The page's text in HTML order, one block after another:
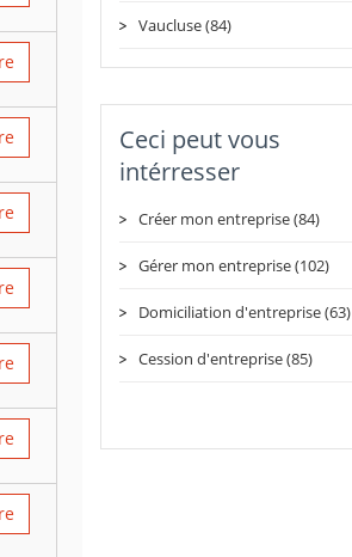
Vaucluse (84)
Ceci peut vous
intérresser
Créer mon entreprise (84)
Gérer mon entreprise (102)
Domiciliation d'entreprise (63)
Cession d'entreprise (85)